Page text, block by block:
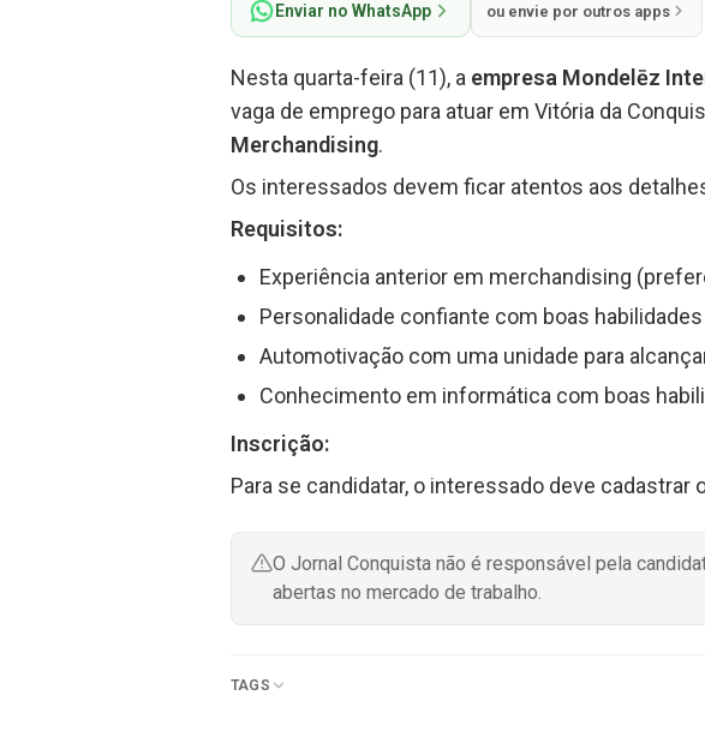
Enviar no WhatsApp ou envie por outros apps
Nesta quarta-feira (11), a empresa Mondelēz
vaga de emprego para atuar em Vitória da
Merchandising.
Os interessados devem ficar atentos aos
Requisitos:
Experiência anterior em merchandising
Personalidade confiante com boas
Automotivação com uma unidade para
Conhecimento em informática com boas
Inscrição:
Para se candidatar, o interessado deve cadastrar
O Jornal Conquista não é responsável pela
abertas no mercado de trabalho.
TAGS